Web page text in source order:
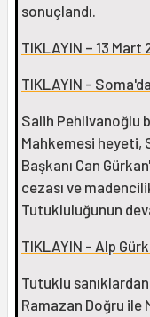
sonuçlandı.
TIKLAYIN – 13 Mart
TIKLAYIN -
Salih Pehlivanoğlu
Mahkemesi heyeti,
Başkanı Can
cezası ve
Tutukluluğunun
TIKLAYIN - Alp
Tutuklu
Ramazan Doğru ile